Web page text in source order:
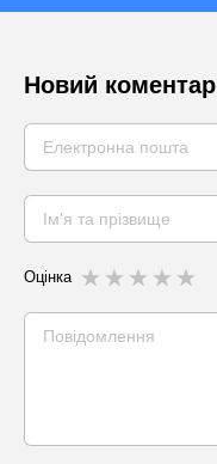
Новий коментар
Оцінка